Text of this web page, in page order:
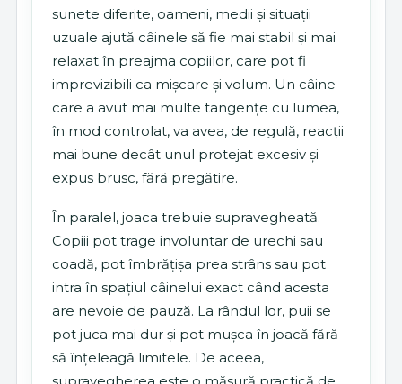
sunete diferite, oameni, medii și situații
uzuale ajută câinele să fie mai stabil și mai
relaxat în preajma copiilor, care pot fi
imprevizibili ca mișcare și volum. Un câine
care a avut mai multe tangențe cu lumea,
în mod controlat, va avea, de regulă, reacții
mai bune decât unul protejat excesiv și
expus brusc, fără pregătire.
În paralel, joaca trebuie supravegheată.
Copiii pot trage involuntar de urechi sau
coadă, pot îmbrățișa prea strâns sau pot
intra în spațiul câinelui exact când acesta
are nevoie de pauză. La rândul lor, puii se
pot juca mai dur și pot mușca în joacă fără
să înțeleagă limitele. De aceea,
supravegherea este o măsură practică de